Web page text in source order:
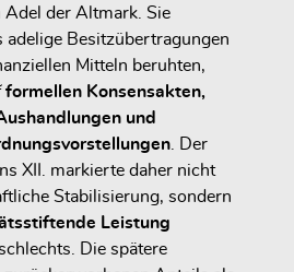
der Altmark. Sie
adelige Besitzübertragungen
Mitteln beruhten,
formellen Konsensakten,
und
. Der
XII. markierte daher nicht
Stabilisierung, sondern
Leistung
Die spätere